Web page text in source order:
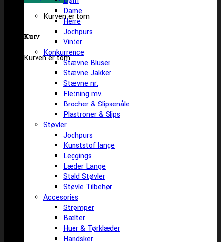
Kurven er tom
Kurv
Kurven er tom
Dame
Herre
Jodhpurs
Vinter
Konkurrence
Stævne Bluser
Stævne Jakker
Stævne nr.
Fletning mv.
Brocher & Slipsenåle
Plastroner & Slips
Støvler
Jodhpurs
Kunststof lange
Leggings
Læder Lange
Stald Støvler
Støvle Tilbehør
Accesories
Strømper
Bælter
Huer & Tørklæder
Handsker